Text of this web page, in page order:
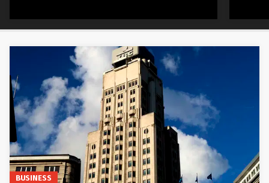
BUSINESS